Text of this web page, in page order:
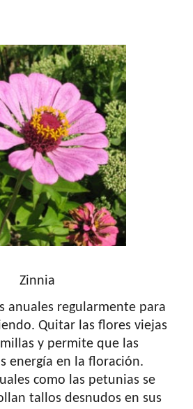
Zinnia
anuales regularmente para
Quitar las flores viejas
y permite que las
energía en la floración.
como las petunias se
tallos desnudos en sus